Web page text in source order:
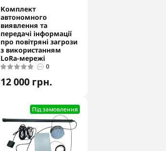
Комплект
автономного
виявлення та
передачі інформації
про повітряні загрози
з використанням
LoRa-мережі
0
12 000 грн.
Під замовлення